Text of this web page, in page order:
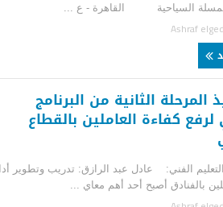
القاهرة - ع ...
الثانية من البرنامج
العاملين بالقطاع
عادل عبد الرازق: تدريب وتطوير أداء
أصبح أحد أهم معاي ...